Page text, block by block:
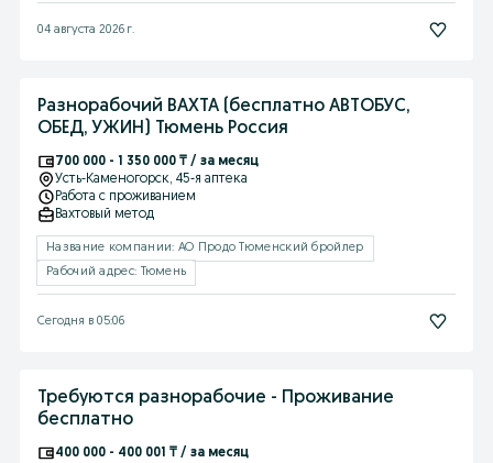
04 августа 2026 г.
Разнорабочий ВАХТА (бесплатно АВТОБУС,
ОБЕД, УЖИН) Тюмень Россия
700 000 - 1 350 000 ₸ / за месяц
Усть-Каменогорск, 45-я аптека
Работа с проживанием
Вахтовый метод
Название компании: АО Продо Тюменский бройлер
Рабочий адрес: Тюмень
Сегодня в 05:06
Требуются разнорабочие - Проживание
бесплатно
400 000 - 400 001 ₸ / за месяц